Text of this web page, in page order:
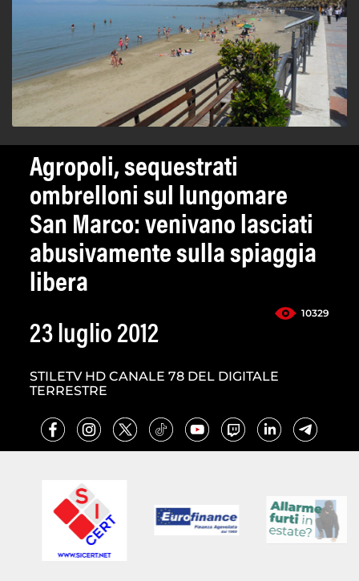
Agropoli, sequestrati
ombrelloni sul lungomare
San Marco: venivano lasciati
abusivamente sulla spiaggia
libera
10329
23 luglio 2012
STILETV HD CANALE 78 DEL DIGITALE
TERRESTRE